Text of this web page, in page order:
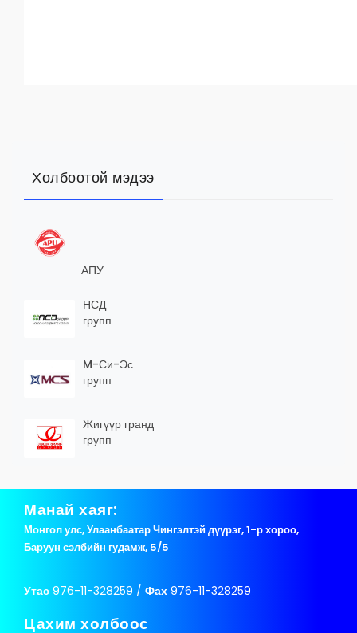
Холбоотой мэдээ
АПУ
НСД
групп
M-Си-Эс
групп
Жигүүр гранд
групп
Манай хаяг:
Монгол улс, Улаанбаатар Чингэлтэй дүүрэг, 1-р хороо,
Баруун сэлбийн гудамж, 5/5
Утас 976-11-328259 / Фах 976-11-328259
Цахим холбоос